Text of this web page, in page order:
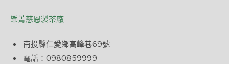
樂菁慈恩製茶廠
南投縣仁愛鄉高峰巷69號
電話：0980859999